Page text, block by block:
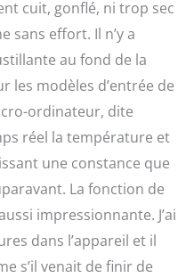
cuit, gonflé, ni trop sec
sans effort. Il n’y a
au fond de la
les modèles d’entrée de
ordinateur, dite
réel la température et
une constance que
La fonction de
impressionnante. J’ai
dans l’appareil et il
s’il venait de finir de